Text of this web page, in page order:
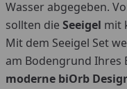
Wasser abgegeben.
sollten die Seeigel mit
Mit dem Seeigel Set
am Bodengrund Ihres
moderne biOrb